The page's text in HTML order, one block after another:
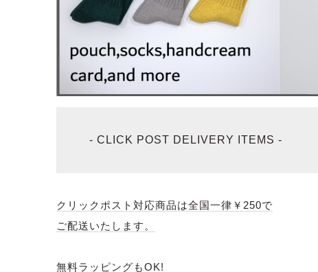
- CLICK POST DELIVERY ITEMS -
クリックポスト対応商品は全国一律￥250で
ご配送いたします。
無料ラッピングもOK!